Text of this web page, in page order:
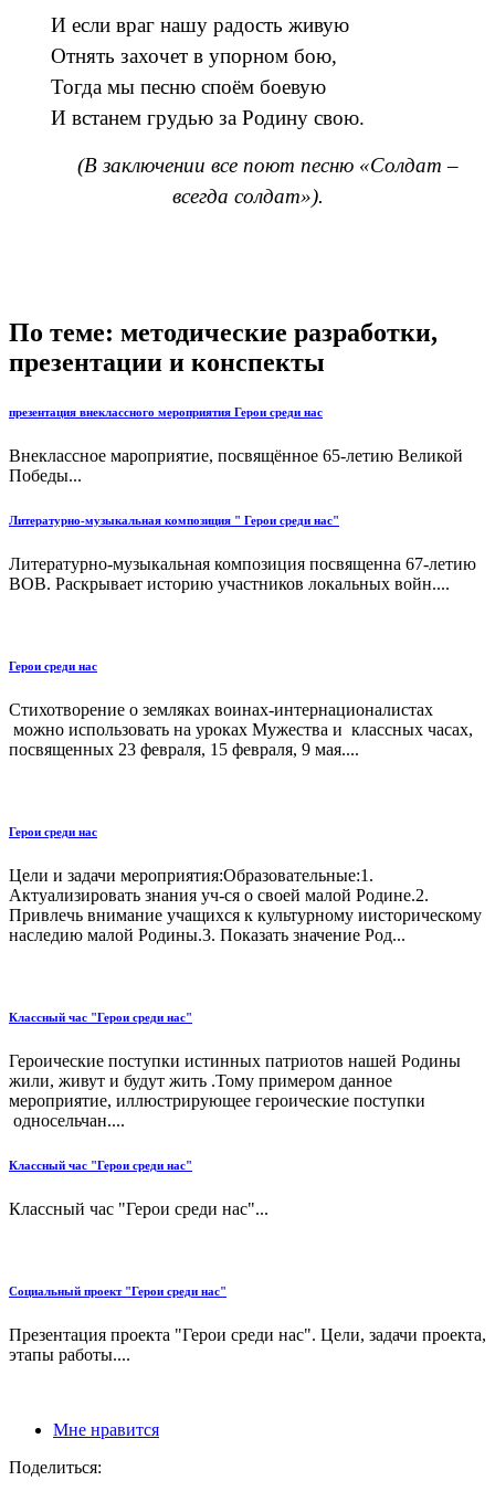
И если враг нашу радость живую
Отнять захочет в упорном бою,
Тогда мы песню споём боевую
И встанем грудью за Родину свою.
(В заключении все поют песню «Солдат –
всегда солдат»).
По теме: методические разработки,
презентации и конспекты
презентация внеклассного мероприятия Герои среди нас
Внеклассное мароприятие, посвящённое 65-летию Великой
Победы...
Литературно-музыкальная композиция " Герои среди нас"
Литературно-музыкальная композиция посвященна 67-летию
ВОВ. Раскрывает историю участников локальных войн....
Герои среди нас
Стихотворение о земляках воинах-интернационалистах
можно использовать на уроках Мужества и классных часах,
посвященных 23 февраля, 15 февраля, 9 мая....
Герои среди нас
Цели и задачи мероприятия:Образовательные:1.
Актуализировать знания уч-ся о своей малой Родине.2.
Привлечь внимание учащихся к культурному иисторическому
наследию малой Родины.3. Показать значение Род...
Классный час "Герои среди нас"
Героические поступки истинных патриотов нашей Родины
жили, живут и будут жить .Тому примером данное
мероприятие, иллюстрирующее героические поступки
односельчан....
Классный час "Герои среди нас"
Классный час "Герои среди нас"...
Социальный проект "Герои среди нас"
Презентация проекта "Герои среди нас". Цели, задачи проекта,
этапы работы....
Мне нравится
Поделиться: